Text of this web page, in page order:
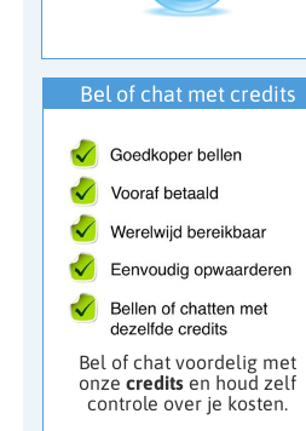
Bel of chat met credits
Bel of chat voordelig met
onze creditsen houd zelf
controle over je kosten.